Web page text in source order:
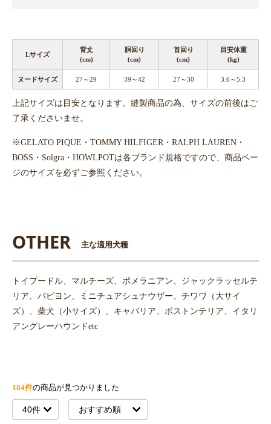
Lサイズ
背丈
(cm)
胴回り
(cm)
首回り
(cm)
目安体重
(kg)
ヌードサイズ 27～29 39～42 27～30 3.6～5.3
上記サイズは目安となります。縫製商品の為、サイズの前後はご
了承くださいませ。
※GELATO PIQUE・TOMMY HILFIGER・RALPH LAUREN・
BOSS・Solgra・HOWLPOTは各ブランド規格ですので、商品ペー
ジのサイズを必ずご参照ください。
OTHER 主な適用犬種
トイプードル、マルチーズ、ポメラニアン、ジャックラッセルテ
リア、パピヨン、ミニチュアシュナウザー、チワワ（大サイ
ズ）、柴犬（小サイズ）、キャバリア、ボストンテリア、イタリ
アングレーハウンドetc
184件の商品が見つかりました